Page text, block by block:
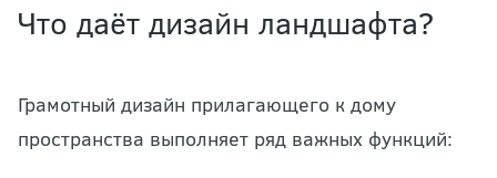
Что даёт дизайн ландшафта?
Грамотный дизайн прилагающего к дому
пространства выполняет ряд важных функций: